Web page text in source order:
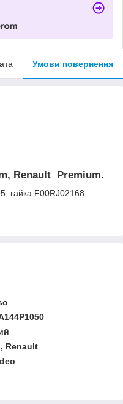
Умови повернення
Renault Premium.
гайка F00RJ02168,
Renault